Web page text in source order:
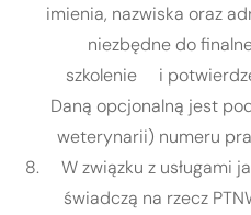
imienia, nazwiska oraz
niezbędne do
szkolenie i
Daną opcjonalną jest
weterynarii) numeru
W związku z usługami
świadczą na rzecz